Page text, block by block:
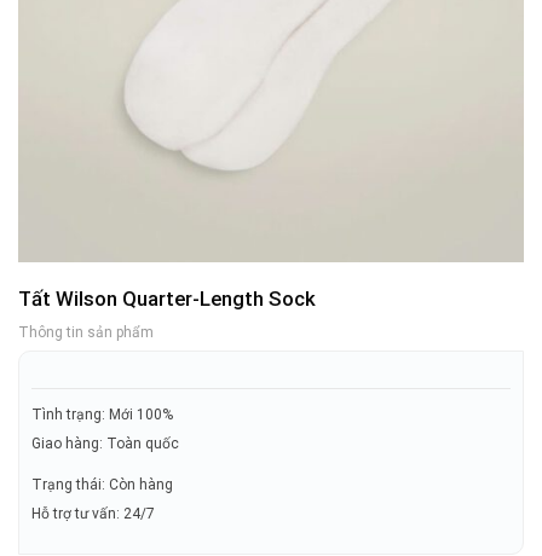
Tất Wilson Quarter-Length Sock
Thông tin sản phẩm
Tình trạng: Mới 100%
Giao hàng: Toàn quốc
Trạng thái: Còn hàng
Hỗ trợ tư vấn: 24/7